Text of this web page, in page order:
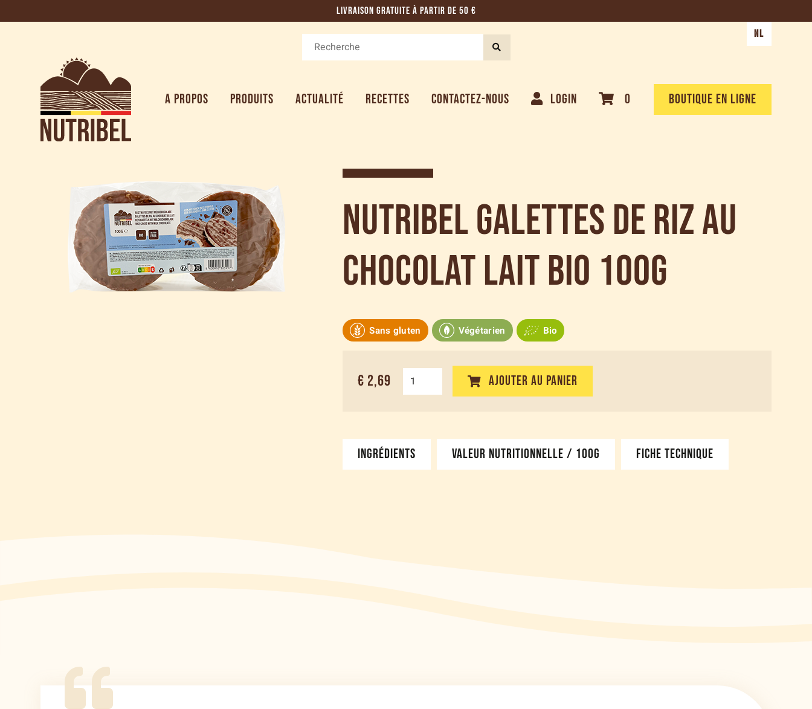
LIVRAISON GRATUITE À PARTIR DE 50 €
A PROPOS PRODUITS ACTUALITÉ RECETTES CONTACTEZ-NOUS LOGIN 0 BOUTIQUE EN LIGNE
NL
Nutribel Galettes de riz au
chocolat lait bio 100g
Sans gluten Végétarien Bio
€ 2,69 AJOUTER AU PANIER
INGRÉDIENTS VALEUR NUTRITIONNELLE / 100G FICHE TECHNIQUE